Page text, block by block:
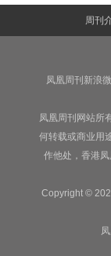
周刊
凤凰周刊新浪
凤凰周刊网站所
何转载或商业用
作他处，香港
Copyright ©